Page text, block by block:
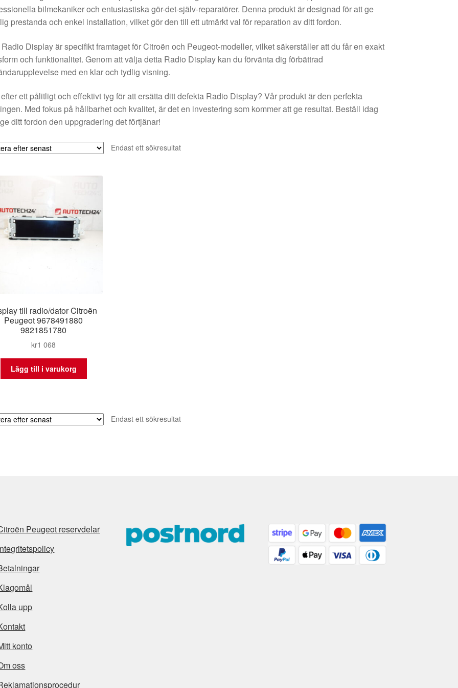
bilmekaniker och entusiastiska gör-det-själv-reparatörer. Denna produkt är designad för att ge
prestanda och enkel installation, vilket gör den till ett utmärkt val för reparation av ditt fordon.
Display är specifikt framtaget för Citroën och Peugeot-modeller, vilket säkerställer att du får en exakt
och funktionalitet. Genom att välja detta Radio Display kan du förvänta dig förbättrad
med en klar och tydlig visning.
ett pålitligt och effektivt tyg för att ersätta ditt defekta Radio Display? Vår produkt är den perfekta
Med fokus på hållbarhet och kvalitet, är det en investering som kommer att ge resultat. Beställ idag
ditt fordon den uppgradering det förtjänar!
Endast ett sökresultat
till radio/dator Citroën
Peugeot 9678491880
9821851780
kr1 068
Lägg till i varukorg
Endast ett sökresultat
Peugeot reservdelar
upp
konto
oss